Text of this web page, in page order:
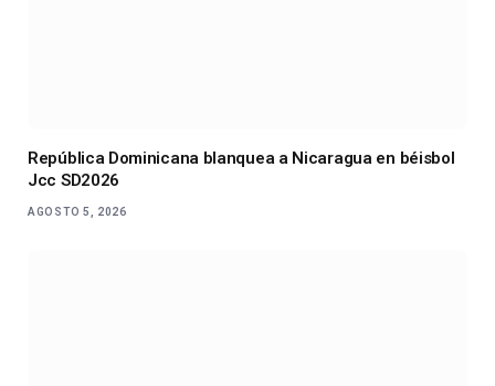
República Dominicana blanquea a Nicaragua en béisbol
Jcc SD2026
AGOSTO 5, 2026